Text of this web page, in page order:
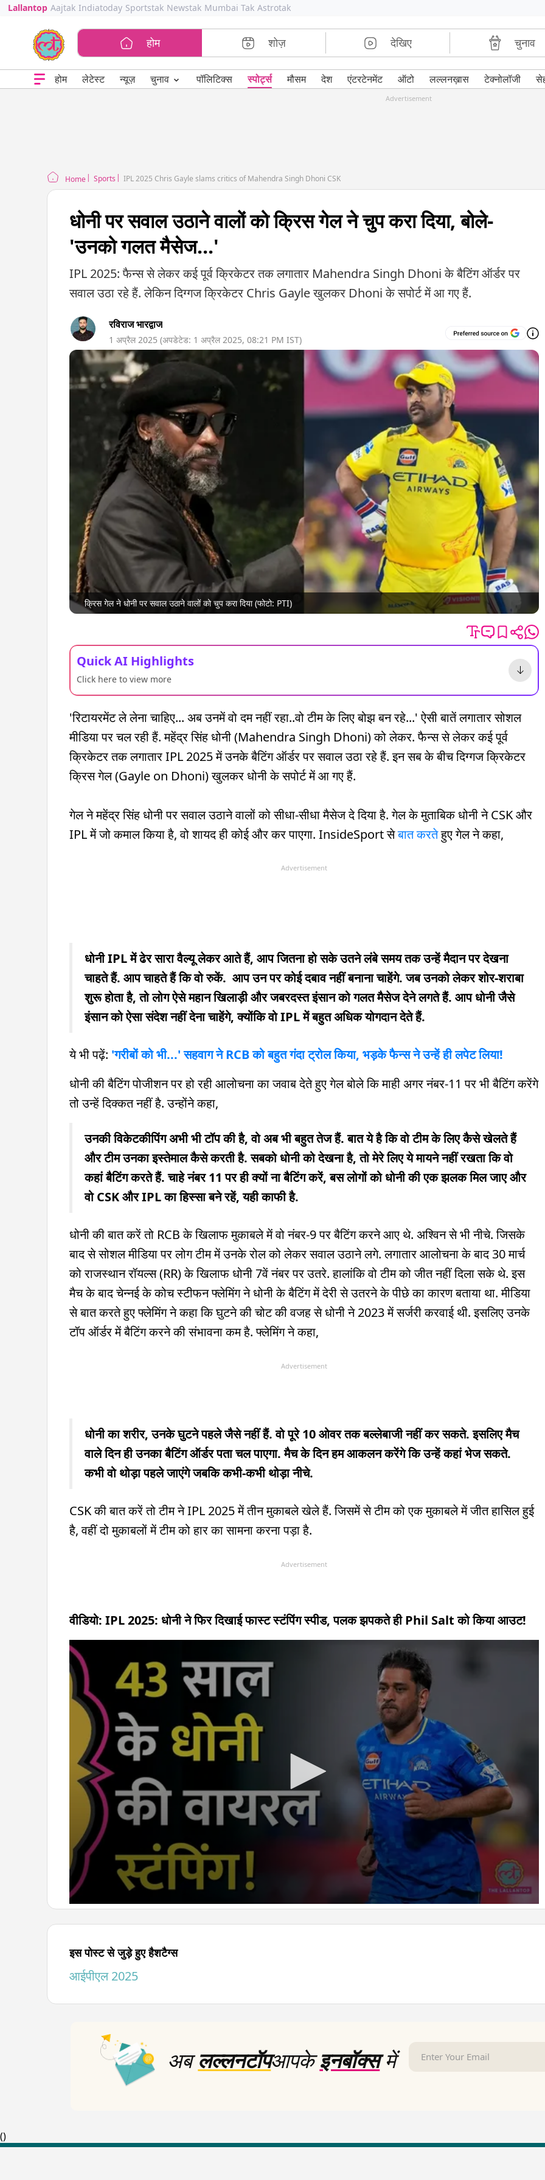
Lallantop Aajtak Indiatoday Sportstak Newstak Mumbai Tak Astrotak
होम शोज़ देखिए चुनाव
होम लेटेस्ट न्यूज़ चुनाव ⌄ पॉलिटिक्स स्पोर्ट्स मौसम देश एंटरटेनमेंट ऑटो लल्लनख़ास टेक्नोलॉजी
Advertisement
Home Sports IPL 2025 Chris Gayle slams critics of Mahendra Singh Dhoni CSK
धोनी पर सवाल उठाने वालों को क्रिस गेल ने चुप करा दिया, बोले-
'उनको गलत मैसेज...'
IPL 2025: फैन्स से लेकर कई पूर्व क्रिकेटर तक लगातार Mahendra Singh Dhoni के बैटिंग ऑर्डर पर
सवाल उठा रहे हैं. लेकिन दिग्गज क्रिकेटर Chris Gayle खुलकर Dhoni के सपोर्ट में आ गए हैं.
रविराज भारद्वाज
1 अप्रैल 2025 (अपडेटेड: 1 अप्रैल 2025, 08:21 PM IST)
क्रिस गेल ने धोनी पर सवाल उठाने वालों को चुप करा दिया (फोटो: PTI)
Quick AI Highlights
Click here to view more
'रिटायरमेंट ले लेना चाहिए... अब उनमें वो दम नहीं रहा..वो टीम के लिए बोझ बन रहे...' ऐसी बातें लगातार सोशल
मीडिया पर चल रही हैं. महेंद्र सिंह धोनी (Mahendra Singh Dhoni) को लेकर. फैन्स से लेकर कई पूर्व
क्रिकेटर तक लगातार IPL 2025 में उनके बैटिंग ऑर्डर पर सवाल उठा रहे हैं. इन सब के बीच दिग्गज क्रिकेटर
क्रिस गेल (Gayle on Dhoni) खुलकर धोनी के सपोर्ट में आ गए हैं.
गेल ने महेंद्र सिंह धोनी पर सवाल उठाने वालों को सीधा-सीधा मैसेज दे दिया है. गेल के मुताबिक धोनी ने CSK और
IPL में जो कमाल किया है, वो शायद ही कोई और कर पाएगा. InsideSport सेबात करतेहुए गेल ने कहा,
Advertisement
धोनी IPL में ढेर सारा वैल्यू लेकर आते हैं, आप जितना हो सके उतने लंबे समय तक उन्हें मैदान पर देखना
चाहते हैं. आप चाहते हैं कि वो रुकें. आप उन पर कोई दबाव नहीं बनाना चाहेंगे. जब उनको लेकर शोर-शराबा
शुरू होता है, तो लोग ऐसे महान खिलाड़ी और जबरदस्त इंसान को गलत मैसेज देने लगते हैं. आप धोनी जैसे
इंसान को ऐसा संदेश नहीं देना चाहेंगे, क्योंकि वो IPL में बहुत अधिक योगदान देते हैं.
ये भी पढ़ें: 'गरीबों को भी...' सहवाग ने RCB को बहुत गंदा ट्रोल किया, भड़के फैन्स ने उन्हें ही लपेट लिया!
धोनी की बैटिंग पोजीशन पर हो रही आलोचना का जवाब देते हुए गेल बोले कि माही अगर नंबर-11 पर भी बैटिंग करेंगे
तो उन्हें दिक्कत नहीं है. उन्होंने कहा,
उनकी विकेटकीपिंग अभी भी टॉप की है, वो अब भी बहुत तेज हैं. बात ये है कि वो टीम के लिए कैसे खेलते हैं
और टीम उनका इस्तेमाल कैसे करती है. सबको धोनी को देखना है, तो मेरे लिए ये मायने नहीं रखता कि वो
कहां बैटिंग करते हैं. चाहे नंबर 11 पर ही क्यों ना बैटिंग करें, बस लोगों को धोनी की एक झलक मिल जाए और
वो CSK और IPL का हिस्सा बने रहें, यही काफी है.
धोनी की बात करें तो RCB के खिलाफ मुकाबले में वो नंबर-9 पर बैटिंग करने आए थे. अश्विन से भी नीचे. जिसके
बाद से सोशल मीडिया पर लोग टीम में उनके रोल को लेकर सवाल उठाने लगे. लगातार आलोचना के बाद 30 मार्च
को राजस्थान रॉयल्स (RR) के खिलाफ धोनी 7वें नंबर पर उतरे. हालांकि वो टीम को जीत नहीं दिला सके थे. इस
मैच के बाद चेन्नई के कोच स्टीफन फ्लेमिंग ने धोनी के बैटिंग में देरी से उतरने के पीछे का कारण बताया था. मीडिया
से बात करते हुए फ्लेमिंग ने कहा कि घुटने की चोट की वजह से धोनी ने 2023 में सर्जरी करवाई थी. इसलिए उनके
टॉप ऑर्डर में बैटिंग करने की संभावना कम है. फ्लेमिंग ने कहा,
Advertisement
धोनी का शरीर, उनके घुटने पहले जैसे नहीं हैं. वो पूरे 10 ओवर तक बल्लेबाजी नहीं कर सकते. इसलिए मैच
वाले दिन ही उनका बैटिंग ऑर्डर पता चल पाएगा. मैच के दिन हम आकलन करेंगे कि उन्हें कहां भेज सकते.
कभी वो थोड़ा पहले जाएंगे जबकि कभी-कभी थोड़ा नीचे.
CSK की बात करें तो टीम ने IPL 2025 में तीन मुकाबले खेले हैं. जिसमें से टीम को एक मुकाबले में जीत हासिल हुई
है, वहीं दो मुकाबलों में टीम को हार का सामना करना पड़ा है.
Advertisement
वीडियो: IPL 2025: धोनी ने फिर दिखाई फास्ट स्टंपिंग स्पीड, पलक झपकते ही Phil Salt को किया आउट!
0
of
minutes,
46
90%
इस पोस्ट से जुड़े हुए हैशटैग्स
आईपीएल 2025
अबलल्लनटॉपआपकेइनबॉक्समें
()